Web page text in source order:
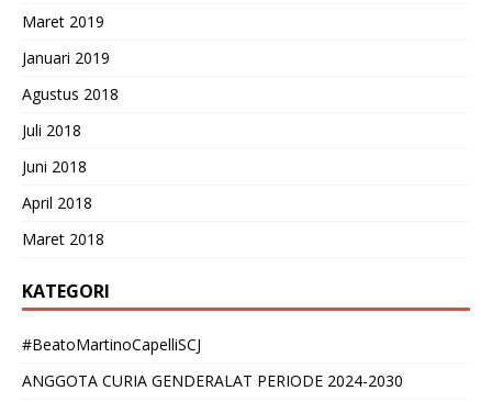
Maret 2019
Januari 2019
Agustus 2018
Juli 2018
Juni 2018
April 2018
Maret 2018
KATEGORI
#BeatoMartinoCapelliSCJ
ANGGOTA CURIA GENDERALAT PERIODE 2024-2030